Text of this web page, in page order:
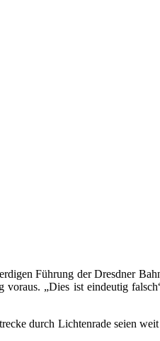
Führung der Dresdner
„Dies ist eindeutig
durch Lichtenrade seien